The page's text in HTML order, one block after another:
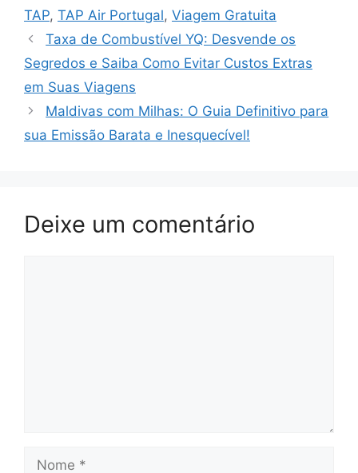
TAP, TAP Air Portugal, Viagem Gratuita
Taxa de Combustível YQ: Desvende os
Segredos e Saiba Como Evitar Custos Extras
em Suas Viagens
Maldivas com Milhas: O Guia Definitivo para
sua Emissão Barata e Inesquecível!
Deixe um comentário